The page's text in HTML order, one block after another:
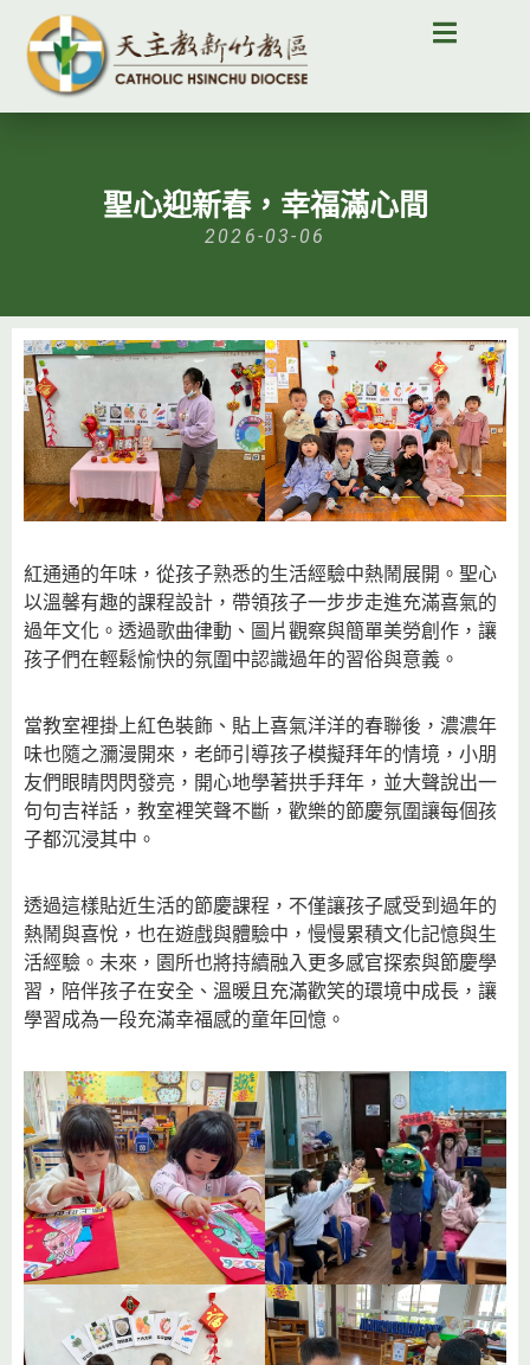
聖心迎新春，幸福滿心間
2026-03-06
紅通通的年味，從孩子熟悉的生活經驗中熱鬧展開。聖心
以溫馨有趣的課程設計，帶領孩子一步步走進充滿喜氣的
過年文化。透過歌曲律動、圖片觀察與簡單美勞創作，讓
孩子們在輕鬆愉快的氛圍中認識過年的習俗與意義。
當教室裡掛上紅色裝飾、貼上喜氣洋洋的春聯後，濃濃年
味也隨之瀰漫開來，老師引導孩子模擬拜年的情境，小朋
友們眼睛閃閃發亮，開心地學著拱手拜年，並大聲說出一
句句吉祥話，教室裡笑聲不斷，歡樂的節慶氛圍讓每個孩
子都沉浸其中。
透過這樣貼近生活的節慶課程，不僅讓孩子感受到過年的
熱鬧與喜悅，也在遊戲與體驗中，慢慢累積文化記憶與生
活經驗。未來，園所也將持續融入更多感官探索與節慶學
習，陪伴孩子在安全、溫暖且充滿歡笑的環境中成長，讓
學習成為一段充滿幸福感的童年回憶。